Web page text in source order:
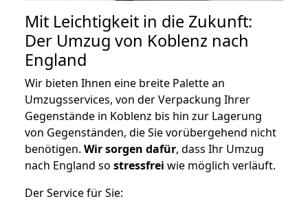
Mit Leichtigkeit in die Zukunft:
Der Umzug von Koblenz nach
England
Wir bieten Ihnen eine breite Palette an
Umzugsservices, von der Verpackung Ihrer
Gegenstände in Koblenz bis hin zur Lagerung
von Gegenständen, die Sie vorübergehend nicht
benötigen. Wir sorgen dafür, dass Ihr Umzug
nach England so stressfrei wie möglich verläuft.
Der Service für Sie: